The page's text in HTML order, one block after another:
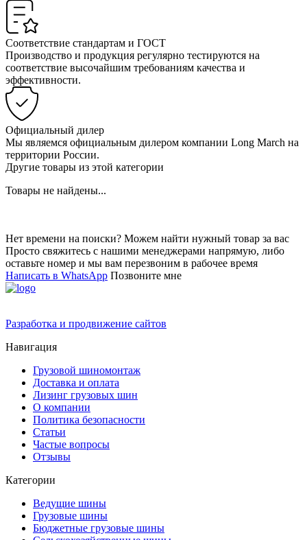
Соответствие стандартам и ГОСТ
Производство и продукция регулярно тестируются на
соответствие высочайшим требованиям качества и
эффективности.
Официальный дилер
Мы являемся официальным дилером компании Long March на
территории России.
Другие товары из этой категории
Товары не найдены...
Нет времени на поиски? Можем найти нужный товар за вас
Просто свяжитесь с нашими менеджерами напрямую, либо
оставьте номер и мы вам перезвоним в рабочее время
Написать в WhatsApp Позвоните мне
Разработка и продвижение сайтов
Навигация
Грузовой шиномонтаж
Доставка и оплата
Лизинг грузовых шин
О компании
Политика безопасности
Статьи
Частые вопросы
Отзывы
Категории
Ведущие шины
Грузовые шины
Бюджетные грузовые шины